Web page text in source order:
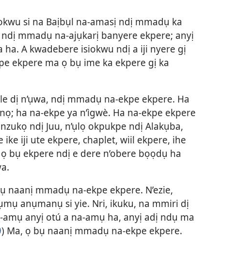
si na Baịbụl na-amasị ndị mmadụ ka
mmadụ na-ajụkarị banyere ekpere; anyị
ha. A kwadebere isiokwu ndị a iji nyere gị
ekpere ma ọ bụ ime ka ekpere gị ka
dị n’ụwa, ndị mmadụ na-ekpe ekpere. Ha
ha na-ekpe ya n’ìgwè. Ha na-ekpe ekpere
ndị Juu, n’ụlọ okpukpe ndị Alakụba,
ike iji ute ekpere, chaplet, wiil ekpere, ihe
bụ ekpere ndị e dere n’obere bọọdụ ha
naanị mmadụ na-ekpe ekpere. N’ezie,
anụmanụ si yie. Nri, ikuku, na mmiri dị
anyị otú a na-amụ ha, anyị adị ndụ ma
) Ma, ọ bụ naanị mmadụ na-ekpe ekpere.